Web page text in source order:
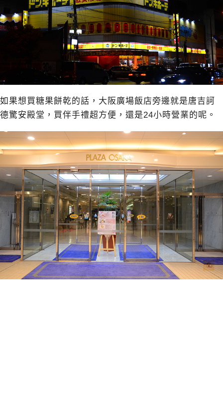
如果想買糖果餅乾的話，大阪廣場飯店旁邊就是唐吉訶
德驚安殿堂，買伴手禮超方便，還是24小時營業的呢。